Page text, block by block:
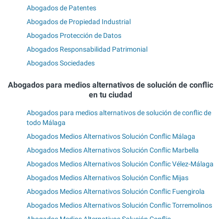
Abogados de Patentes
Abogados de Propiedad Industrial
Abogados Protección de Datos
Abogados Responsabilidad Patrimonial
Abogados Sociedades
Abogados para medios alternativos de solución de conflic
en tu ciudad
Abogados para medios alternativos de solución de conflic de
todo Málaga
Abogados Medios Alternativos Solución Conflic Málaga
Abogados Medios Alternativos Solución Conflic Marbella
Abogados Medios Alternativos Solución Conflic Vélez-Málaga
Abogados Medios Alternativos Solución Conflic Mijas
Abogados Medios Alternativos Solución Conflic Fuengirola
Abogados Medios Alternativos Solución Conflic Torremolinos